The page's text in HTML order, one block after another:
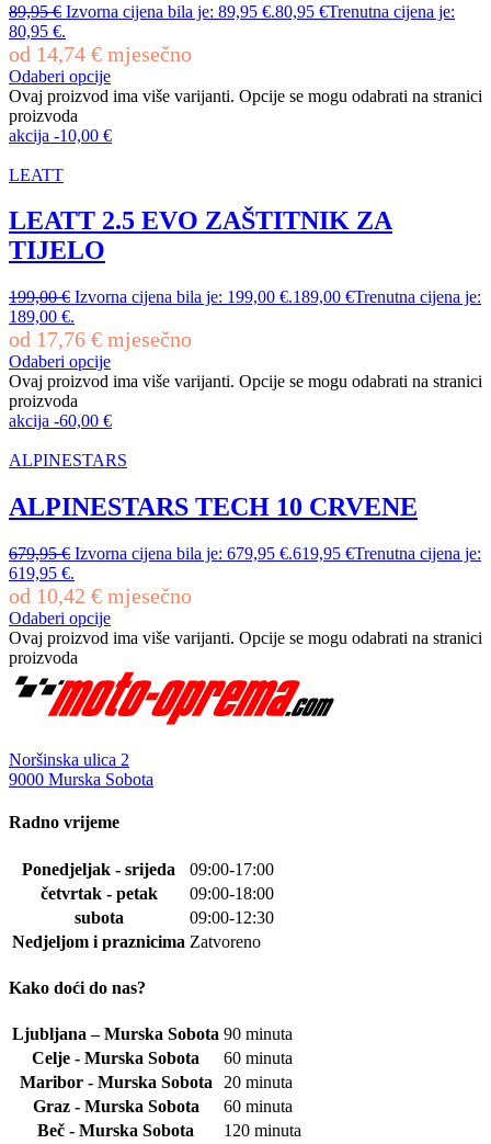
89,95€ Izvorna cijena bila je: 89,95 €.80,95 €Trenutna cijena je:
80,95 €.
od 14,74 € mjesečno
Odaberi opcije
Ovaj proizvod ima više varijanti. Opcije se mogu odabrati na stranici
proizvoda
akcija -10,00 €
LEATT
LEATT 2.5 EVO ZAŠTITNIK ZA
TIJELO
199,00€ Izvorna cijena bila je: 199,00 €.189,00 €Trenutna cijena je:
189,00 €.
od 17,76 € mjesečno
Odaberi opcije
Ovaj proizvod ima više varijanti. Opcije se mogu odabrati na stranici
proizvoda
akcija -60,00 €
ALPINESTARS
ALPINESTARS TECH 10 CRVENE
679,95€ Izvorna cijena bila je: 679,95 €.619,95 €Trenutna cijena je:
619,95 €.
od 10,42 € mjesečno
Odaberi opcije
Ovaj proizvod ima više varijanti. Opcije se mogu odabrati na stranici
proizvoda
Noršinska ulica 2
9000 Murska Sobota
Radno vrijeme
Ponedjeljak - srijeda
09:00-17:00
četvrtak - petak
09:00-18:00
subota
09:00-12:30
Nedjeljom i praznicima Zatvoreno
Kako doći do nas?
Ljubljana – Murska Sobota 90 minuta
Celje - Murska Sobota
60 minuta
Maribor - Murska Sobota
20 minuta
Graz - Murska Sobota
60 minuta
Beč - Murska Sobota
120 minuta